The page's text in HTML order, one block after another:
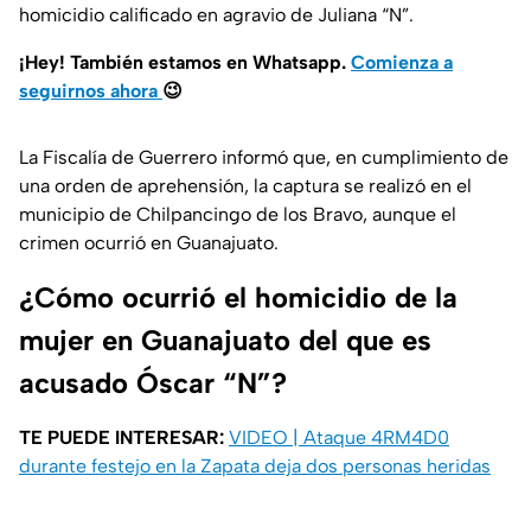
homicidio calificado en agravio de Juliana “N”.
¡Hey! También estamos en Whatsapp. Comienza a
seguirnos ahora 😉
La Fiscalía de Guerrero informó que, en cumplimiento de
una orden de aprehensión, la captura se realizó en el
municipio de Chilpancingo de los Bravo, aunque el
crimen ocurrió en Guanajuato.
¿Cómo ocurrió el homicidio de la
mujer en Guanajuato del que es
acusado Óscar “N”?
TE PUEDE INTERESAR: VIDEO | Ataque 4RM4D0
durante festejo en la Zapata deja dos personas heridas